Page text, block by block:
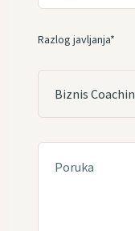
Razlog javljanja*